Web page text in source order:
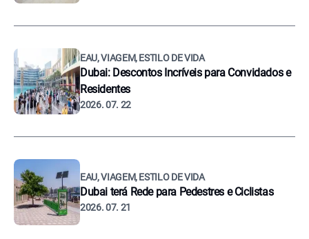
EAU, VIAGEM, ESTILO DE VIDA
Dubai: Descontos Incríveis para Convidados e
Residentes
2026. 07. 22
EAU, VIAGEM, ESTILO DE VIDA
Dubai terá Rede para Pedestres e Ciclistas
2026. 07. 21